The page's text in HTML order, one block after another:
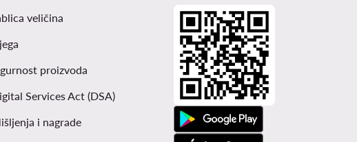
veličina
proizvoda
Services Act (DSA)
i nagrade